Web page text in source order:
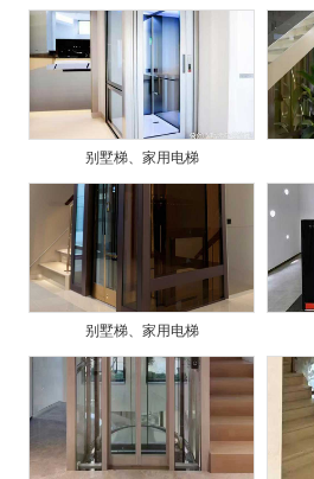
别墅梯、家用电梯
别墅梯、家用电梯